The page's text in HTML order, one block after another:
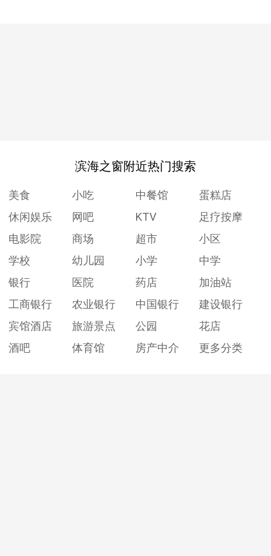
滨海之窗附近热门搜索
美食 小吃 中餐馆
蛋糕店
休闲娱乐
网吧 KTV
足疗按摩
电影院
商场 超市
小区
学校
幼儿园 小学
中学
银行
医院 药店
加油站
工商银行
农业银行 中国银行
建设银行
宾馆酒店
旅游景点 公园
花店
酒吧
体育馆 房产中介 更多分类